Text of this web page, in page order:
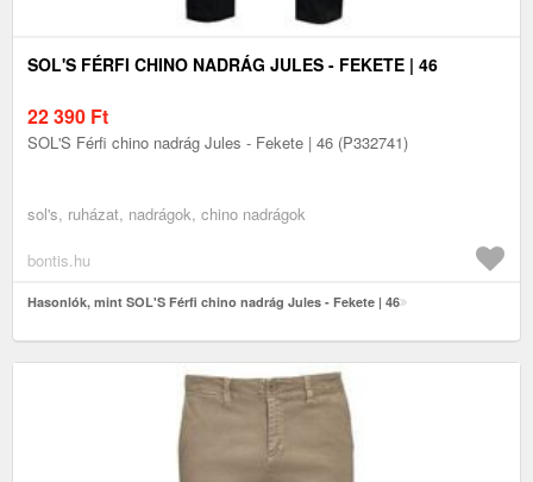
SOL'S FÉRFI CHINO NADRÁG JULES - FEKETE | 46
22 390 Ft
SOL'S Férfi chino nadrág Jules - Fekete | 46 (P332741)
sol's, ruházat, nadrágok, chino nadrágok
bontis.hu
Hasonlók, mint SOL'S Férfi chino nadrág Jules - Fekete | 46